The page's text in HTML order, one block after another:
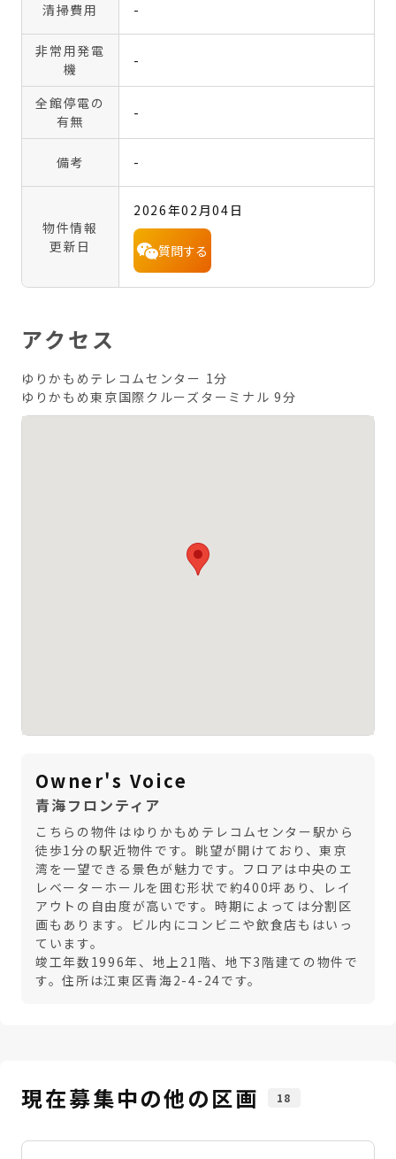
清掃費用 -
非常用発電
機
-
全館停電の
有無
-
備考 -
物件情報
更新日
2026年02月04日
質問する
アクセス
ゆりかもめテレコムセンター 1分
ゆりかもめ東京国際クルーズターミナル 9分
Owner's Voice
青海フロンティア
こちらの物件はゆりかもめテレコムセンター駅から
徒歩1分の駅近物件です。眺望が開けており、東京
湾を一望できる景色が魅力です。フロアは中央のエ
レベーターホールを囲む形状で約400坪あり、レイ
アウトの自由度が高いです。時期によっては分割区
画もあります。ビル内にコンビニや飲食店もはいっ
ています。
竣工年数1996年、地上21階、地下3階建ての物件で
す。住所は江東区青海2-4-24です。
現在募集中の他の区画 18